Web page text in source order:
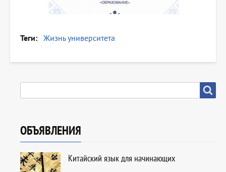
Теги Жизнь университета
ОБЪЯВЛЕНИЯ
Китайский язык для начинающих